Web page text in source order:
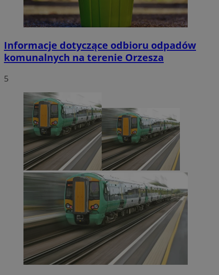
Informacje dotyczące odbioru odpadów
komunalnych na terenie Orzesza
5